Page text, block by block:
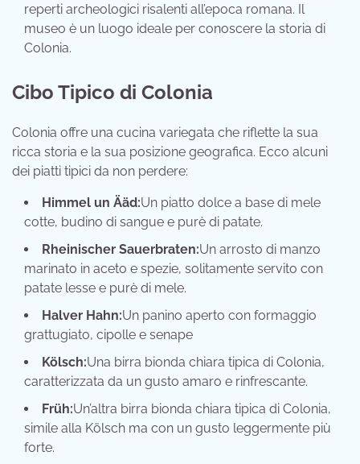
reperti archeologici risalenti all’epoca romana. Il
museo è un luogo ideale per conoscere la storia di
Colonia.
Cibo Tipico di Colonia
Colonia offre una cucina variegata che riflette la sua
ricca storia e la sua posizione geografica. Ecco alcuni
dei piatti tipici da non perdere:
Himmel un Ääd:Un piatto dolce a base di mele
cotte, budino di sangue e purè di patate.
Rheinischer Sauerbraten:Un arrosto di manzo
marinato in aceto e spezie, solitamente servito con
patate lesse e purè di mele.
Halver Hahn:Un panino aperto con formaggio
grattugiato, cipolle e senape
Kölsch:Una birra bionda chiara tipica di Colonia,
caratterizzata da un gusto amaro e rinfrescante.
Früh:Un’altra birra bionda chiara tipica di Colonia,
simile alla Kölsch ma con un gusto leggermente più
forte.